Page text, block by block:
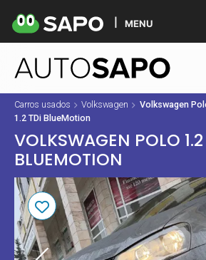
MENU
Carros usados Volkswagen Volkswagen
1.2 TDi BlueMotion
VOLKSWAGEN POLO
BLUEMOTION